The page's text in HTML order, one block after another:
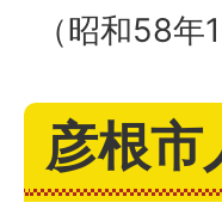
（昭和58年
彦根市